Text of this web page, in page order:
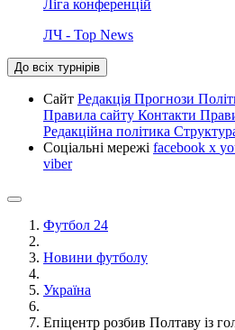
Ліга конференцій
ЛЧ - Top News
До всіх турнірів
Сайт Редакція Прогнози
Правила сайту Контакти
Редакційна політика
Соціальні мережі facebook x
viber
Футбол 24
Новини футболу
Україна
Епіцентр розбив Полтаву із